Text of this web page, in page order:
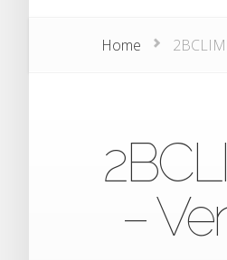
Home
–